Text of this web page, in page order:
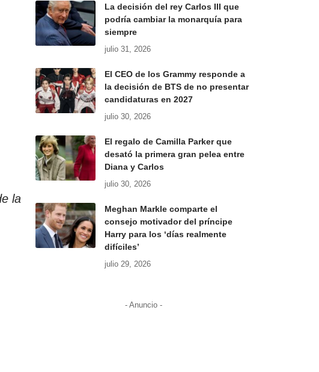
la
La decisión del rey Carlos III que
podría cambiar la monarquía para
siempre
julio 31, 2026
El CEO de los Grammy responde a
la decisión de BTS de no presentar
candidaturas en 2027
julio 30, 2026
El regalo de Camilla Parker que
desató la primera gran pelea entre
Diana y Carlos
julio 30, 2026
Meghan Markle comparte el
consejo motivador del príncipe
Harry para los ‘días realmente
difíciles’
julio 29, 2026
- Anuncio -